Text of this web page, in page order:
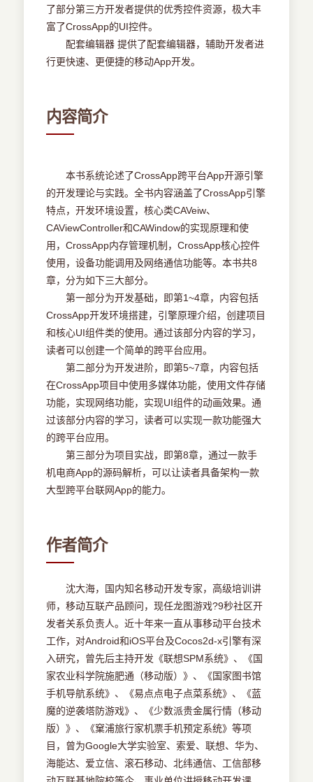
了部分第三方开发者提供的优秀控件资源，极大丰
富了CrossApp的UI控件。
配套编辑器 提供了配套编辑器，辅助开发者进
行更快速、更便捷的移动App开发。
内容简介
本书系统论述了CrossApp跨平台App开源引擎
的开发理论与实践。全书内容涵盖了CrossApp引擎
特点，开发环境设置，核心类CAVeiw、
CAViewController和CAWindow的实现原理和使
用，CrossApp内存管理机制，CrossApp核心控件
使用，设备功能调用及网络通信功能等。本书共8
章，分为如下三大部分。
第一部分为开发基础，即第1~4章，内容包括
CrossApp开发环境搭建，引擎原理介绍，创建项目
和核心UI组件类的使用。通过该部分内容的学习，
读者可以创建一个简单的跨平台应用。
第二部分为开发进阶，即第5~7章，内容包括
在CrossApp项目中使用多媒体功能，使用文件存储
功能，实现网络功能，实现UI组件的动画效果。通
过该部分内容的学习，读者可以实现一款功能强大
的跨平台应用。
第三部分为项目实战，即第8章，通过一款手
机电商App的源码解析，可以让读者具备架构一款
大型跨平台联网App的能力。
作者简介
沈大海，国内知名移动开发专家，高级培训讲
师，移动互联产品顾问，现任龙图游戏?9秒社区开
发者关系负责人。近十年来一直从事移动平台技术
工作，对Android和iOS平台及Cocos2d-x引擎有深
入研究，曾先后主持开发《联想SPM系统》、《国
家农业科学院施肥通（移动版）》、《国家图书馆
手机导航系统》、《易点点电子点菜系统》、《蓝
魔的逆袭塔防游戏》、《少数派贵金属行情（移动
版）》、《窠浦旅行家机票手机预定系统》等项
目，曾为Google大学实验室、索爱、联想、华为、
海能达、爱立信、滚石移动、北纬通信、工信部移